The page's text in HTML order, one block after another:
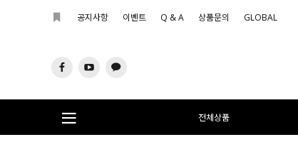
공지사항 이벤트 Q & A 상품문의 GLOBAL
전체상품